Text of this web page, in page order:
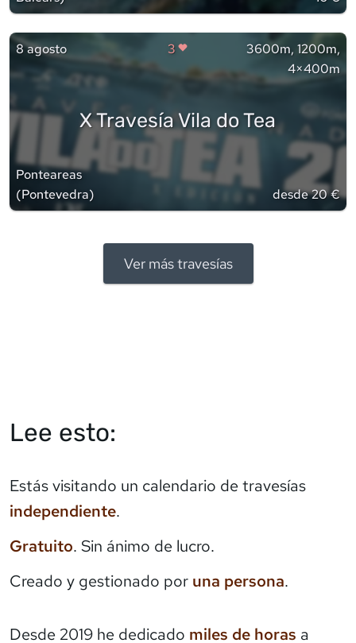
8 agosto 3
3600m, 1200m,
4×400m
X Travesía Vila do Tea
Ponteareas
(Pontevedra) desde 20 €
Ver más travesías
Lee esto:
Estás visitando un calendario de travesías
independiente.
Gratuito. Sin ánimo de lucro.
Creado y gestionado por una persona.
Desde 2019 he dedicado miles de horas a